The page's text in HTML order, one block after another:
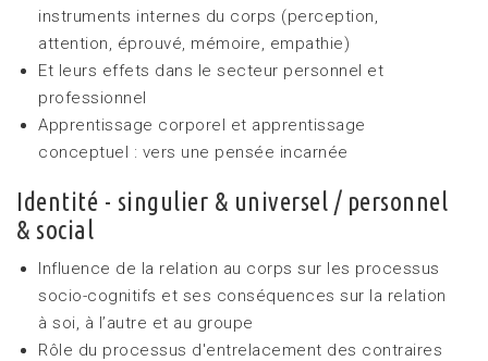
instruments internes du corps (perception,
attention, éprouvé, mémoire, empathie)
Et leurs effets dans le secteur personnel et
professionnel
Apprentissage corporel et apprentissage
conceptuel : vers une pensée incarnée
Identité - singulier & universel / personnel
& social
Influence de la relation au corps sur les processus
socio-cognitifs et ses conséquences sur la relation
à soi, à l’autre et au groupe
Rôle du processus d'entrelacement des contraires